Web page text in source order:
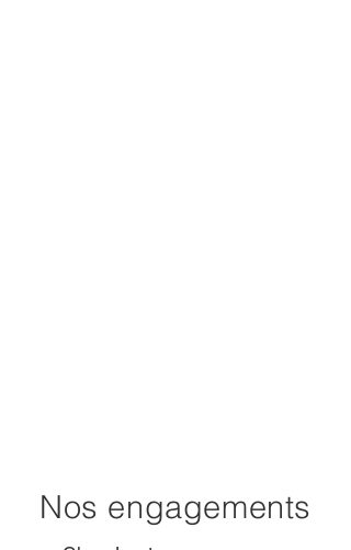
Nos engagements